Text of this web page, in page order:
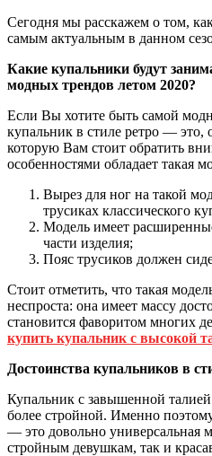
Сегодня мы расскажем о том,
самым актуальным в данном
Какие купальники будут
модных трендов летом 2020?
Если Вы хотите быть самой
купальник в стиле ретро — это,
которую Вам стоит обратить
особенностями обладает такая
Вырез для ног на такой
трусиках классического
Модель имеет
части изделия;
Пояс трусиков должен
Стоит отметить, что такая
неспроста: она имеет массу
становится фаворитом многих
купить купальник с высокой
Достоинства купальников в
Купальник с завышенной
более стройной. Именно
— это довольно универсальная
стройным девушкам, так и